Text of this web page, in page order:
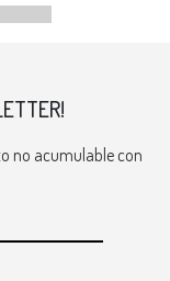
no acumulable con